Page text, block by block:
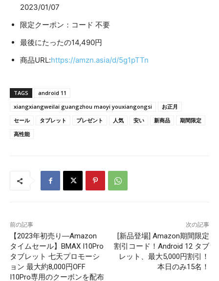
2023/01/07
限定クーポン：コード 不要
最後にたったの14,490円
商品URL:https://amzn.asia/d/5g1pTTn
TAGS
android 11
xiangxiangweilai guangzhou maoyi youxiangongsi
お正月
セール
タブレット プレゼント 人気 安い 新商品
期間限定
高性能
前の記事
【2023年初売り―Amazon
タイムセール】BMAX I10Pro
タブレット 七天プロモーシ
ョン 最大約8,000円OFF
I10Pro専用のクーボンを配布
次の記事
[新品登場] Amazon期間限定
割引コード！Android 12 タブ
レット、最大5,000円割引！
本日のみ15名！